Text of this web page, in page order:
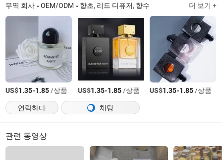
무역 회사 OEM/ODM 향초, 리드 디퓨저, 향수 더 보기 +
US$1.35-1.85/상품 US$1.35-1.85/상품 US$1.35-1.85/상품
연락하다
채팅
관련 동영상